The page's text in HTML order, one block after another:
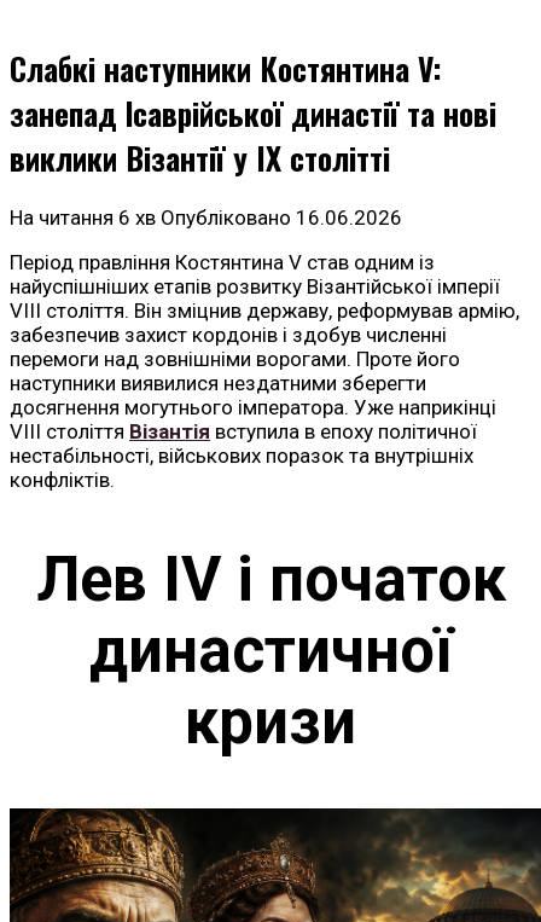
Слабкі наступники Костянтина V:
занепад Ісаврійської династії та нові
виклики Візантії у IX столітті
На читання 6 хв Опубліковано 16.06.2026
Період правління Костянтина V став одним із
найуспішніших етапів розвитку Візантійської імперії
VIII століття. Він зміцнив державу, реформував армію,
забезпечив захист кордонів і здобув численні
перемоги над зовнішніми ворогами. Проте його
наступники виявилися нездатними зберегти
досягнення могутнього імператора. Уже наприкінці
VIII століття Візантія вступила в епоху політичної
нестабільності, військових поразок та внутрішніх
конфліктів.
Лев IV і початок
династичної
кризи